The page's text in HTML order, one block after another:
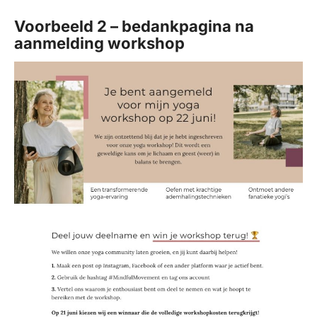
Voorbeeld 2 – bedankpagina na
aanmelding workshop